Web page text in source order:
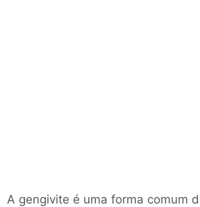
A gengivite é uma forma comum